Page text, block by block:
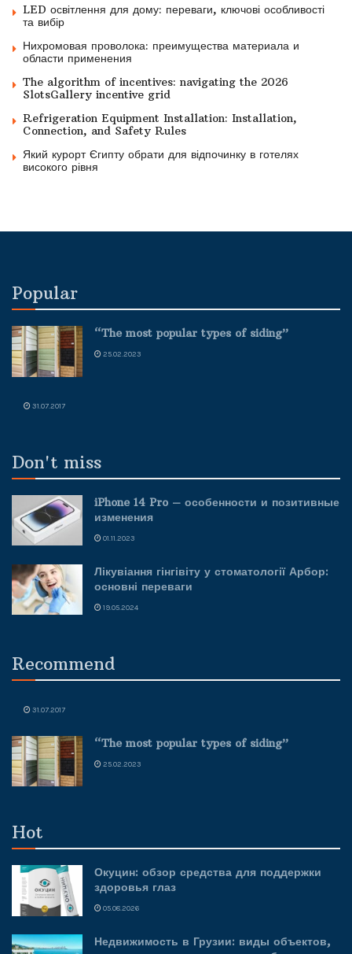
LED освітлення для дому: переваги, ключові особливості
та вибір
Нихромовая проволока: преимущества материала и
области применения
The algorithm of incentives: navigating the 2026
SlotsGallery incentive grid
Refrigeration Equipment Installation: Installation,
Connection, and Safety Rules
Який курорт Єгипту обрати для відпочинку в готелях
високого рівня
Popular
“The most popular types of siding”
25.02.2023
31.07.2017
Don't miss
iPhone 14 Pro – особенности и позитивные
изменения
01.11.2023
Лікувіання гінгівіту у стоматології Арбор:
основні переваги
19.05.2024
Recommend
31.07.2017
“The most popular types of siding”
25.02.2023
Hot
Окуцин: обзор средства для поддержки
здоровья глаз
05.08.2026
Недвижимость в Грузии: виды объектов,